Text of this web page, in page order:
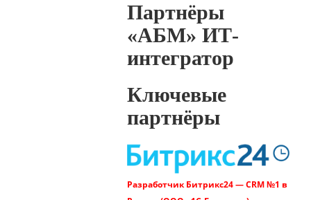
Партнёры
«АБМ» ИТ-
интегратор
Ключевые
партнёры
Разработчик Битрикс24 — CRM №1 в